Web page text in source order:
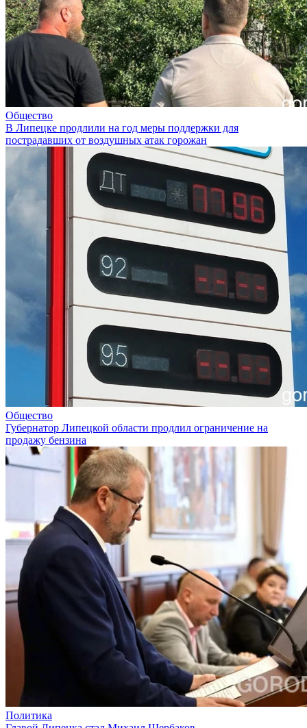
Общество
В Липецке продлили на год меры поддержки для
пострадавших от воздушных атак горожан
Общество
Губернатор Липецкой области продлил ограничение на
продажу бензина
Политика